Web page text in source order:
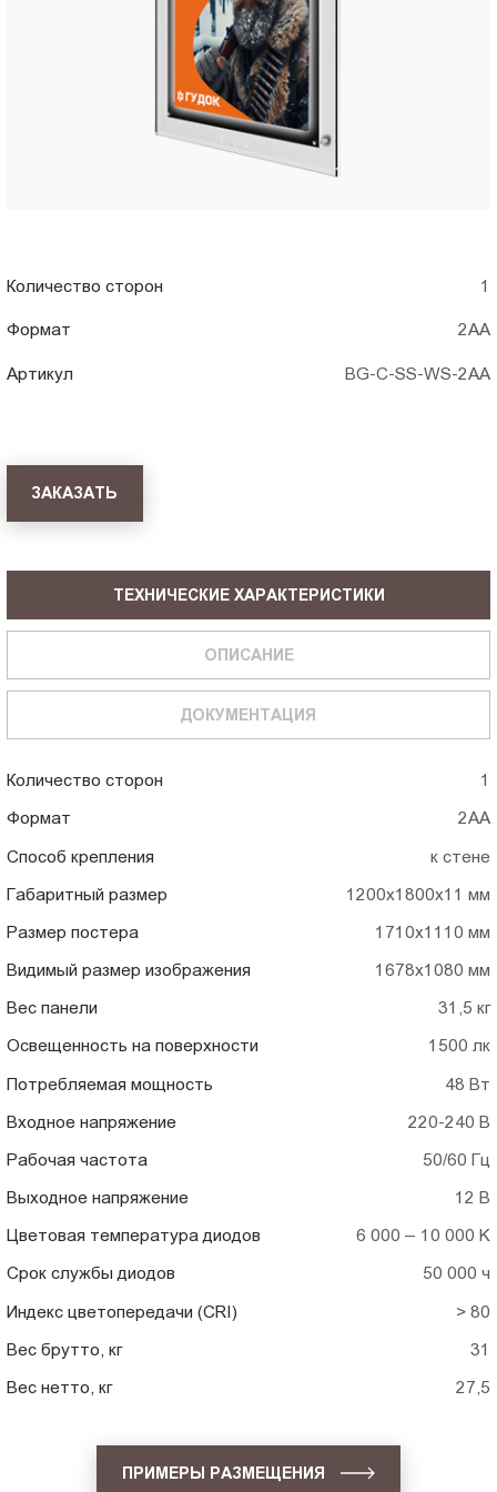
Чебоксары
Количество сторон 1
Формат 2АА
Артикул BG-C-SS-WS-2AA
ЗАКАЗАТЬ
ТЕХНИЧЕСКИЕ ХАРАКТЕРИСТИКИ
ОПИСАНИЕ
ДОКУМЕНТАЦИЯ
Количество сторон 1
Формат 2АА
Способ крепления к стене
Габаритный размер 1200х1800х11 мм
Размер постера 1710x1110 мм
Видимый размер изображения 1678x1080 мм
Вес панели 31,5 кг
Освещенность на поверхности 1500 лк
Потребляемая мощность 48 Вт
Входное напряжение 220-240 В
Рабочая частота 50/60 Гц
Выходное напряжение 12 В
Цветовая температура диодов 6 000 – 10 000 K
Срок службы диодов 50 000 ч
Индекс цветопередачи (CRI) > 80
Вес брутто, кг 31
Вес нетто, кг 27,5
ПРИМЕРЫ РАЗМЕЩЕНИЯ